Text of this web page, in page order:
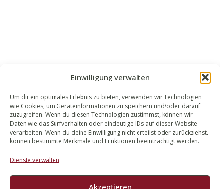
Einwilligung verwalten
Um dir ein optimales Erlebnis zu bieten, verwenden wir Technologien
wie Cookies, um Geräteinformationen zu speichern und/oder darauf
zuzugreifen. Wenn du diesen Technologien zustimmst, können wir
Daten wie das Surfverhalten oder eindeutige IDs auf dieser Website
verarbeiten. Wenn du deine Einwilligung nicht erteilst oder zurückziehst,
können bestimmte Merkmale und Funktionen beeinträchtigt werden.
Dienste verwalten
Akzeptieren
WALEK RECHTSANWÄLT​​E
Bachstraße 13
56727 Mayen
02651 98 900
info@walek-rechtsanwaelte.de